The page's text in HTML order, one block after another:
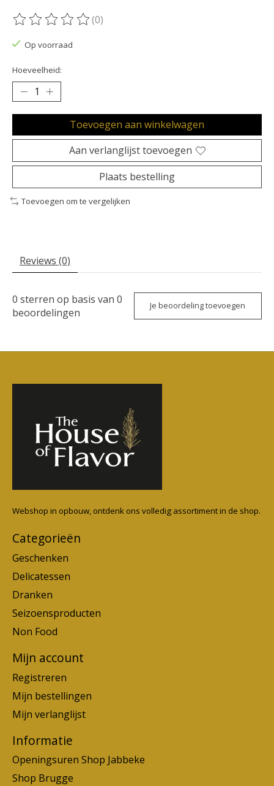
De beoordeling van dit product is
(0)
Op voorraad
Hoeveelheid:
Toevoegen aan winkelwagen
Aan verlanglijst toevoegen
Plaats bestelling
Toevoegen om te vergelijken
Reviews (0)
0 sterren op basis van 0
beoordelingen
Je beoordeling toevoegen
Webshop in opbouw, ontdenk ons volledig assortiment in de shop.
Categorieën
Geschenken
Delicatessen
Dranken
Seizoensproducten
Non Food
Mijn account
Registreren
Mijn bestellingen
Mijn verlanglijst
Informatie
Openingsuren Shop Jabbeke
Shop Brugge